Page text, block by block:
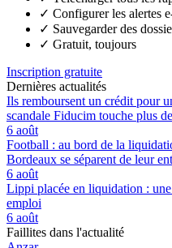
✓ Configurer les alertes
✓ Sauvegarder des
✓ Gratuit, toujours
Inscription gratuite
Dernières actualités
Ils remboursent un crédit pour
scandale Fiducim touche plus
6 août
Football : au bord de la
Bordeaux se séparent de leur
6 août
Lippi placée en liquidation :
emploi
6 août
Faillites dans l'actualité